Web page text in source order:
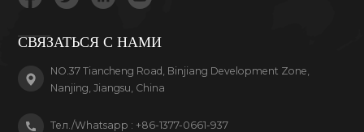
СВЯЗАТЬСЯ С НАМИ
NO.37 Tiancheng Road, Binjiang Development Zone,
Nanjing, Jiangsu, China
Тел./Whatsapp : +86-1377-0661-937